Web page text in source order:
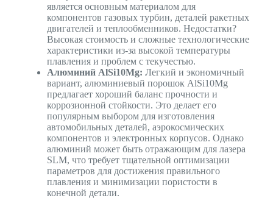
является основным материалом для
компонентов газовых турбин, деталей ракетных
двигателей и теплообменников. Недостатки?
Высокая стоимость и сложные технологические
характеристики из-за высокой температуры
плавления и проблем с текучестью.
Алюминий AlSi10Mg: Легкий и экономичный
вариант, алюминиевый порошок AlSi10Mg
предлагает хороший баланс прочности и
коррозионной стойкости. Это делает его
популярным выбором для изготовления
автомобильных деталей, аэрокосмических
компонентов и электронных корпусов. Однако
алюминий может быть отражающим для лазера
SLM, что требует тщательной оптимизации
параметров для достижения правильного
плавления и минимизации пористости в
конечной детали.